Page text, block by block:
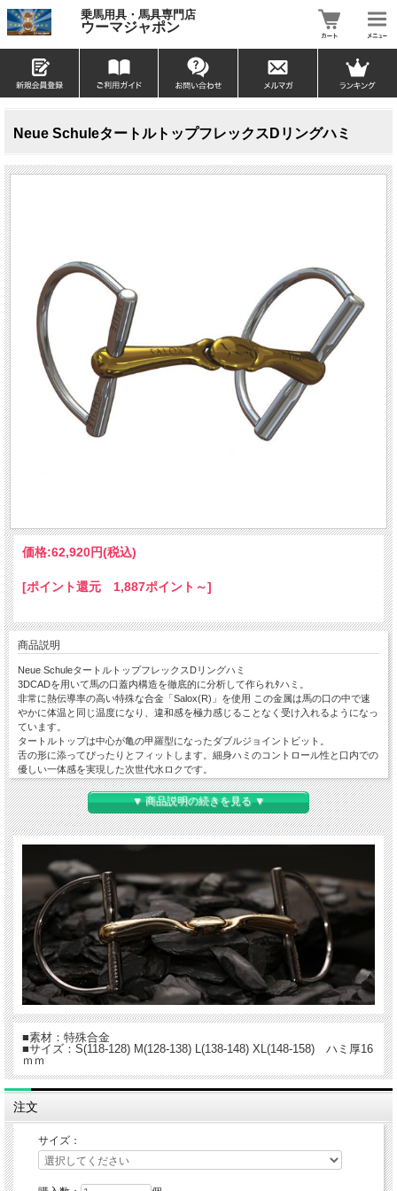
乗馬用具・馬具専門店
ウーマジャポン
Neue SchuleタートルトップフレックスDリングハミ
価格:62,920円(税込)
[ポイント還元 1,887ポイント～]
商品説明
Neue SchuleタートルトップフレックスDリングハミ
3DCADを用いて馬の口蓋内構造を徹底的に分析して作られﾀハミ。
非常に熱伝導率の高い特殊な合金「Salox(R)」を使用 この金属は馬の口の中で速
やかに体温と同じ温度になり、違和感を極力感じることなく受け入れるようになっ
ています。
タートルトップは中心が亀の甲羅型になったダブルジョイントビット。
舌の形に添ってぴったりとフィットします。細身ハミのコントロール性と口内での
優しい一体感を実現した次世代水ロクです。
▼ 商品説明の続きを見る ▼
■素材：特殊合金
■サイズ：S(118-128) M(128-138) L(138-148) XL(148-158) ハミ厚16
ｍｍ
注文
サイズ：